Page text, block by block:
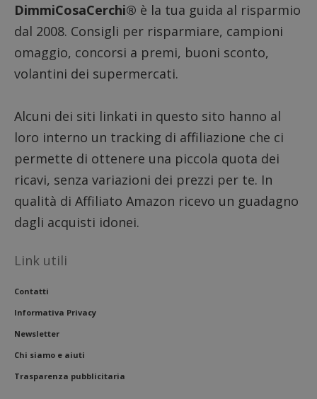
DimmiCosaCerchi® è la tua guida al risparmio
dal 2008. Consigli per risparmiare, campioni
omaggio, concorsi a premi, buoni sconto,
volantini dei supermercati.
Alcuni dei siti linkati in questo sito hanno al
loro interno un tracking di affiliazione che ci
permette di ottenere una piccola quota dei
ricavi, senza variazioni dei prezzi per te. In
qualità di Affiliato Amazon ricevo un guadagno
dagli acquisti idonei.
Link utili
Contatti
Informativa Privacy
Newsletter
Chi siamo e aiuti
Trasparenza pubblicitaria
_pk_id.1.938b
Dominio
Google Privacy Policy